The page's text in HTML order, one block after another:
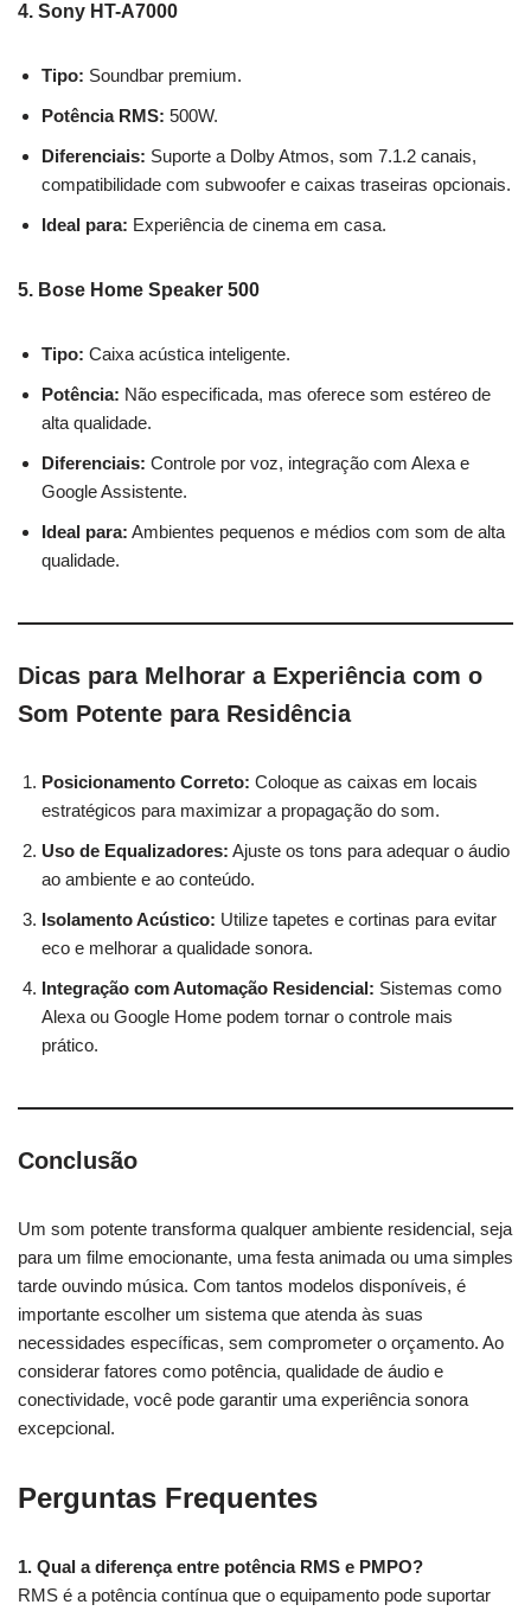
4. Sony HT-A7000
Tipo: Soundbar premium.
Potência RMS: 500W.
Diferenciais: Suporte a Dolby Atmos, som 7.1.2 canais,
compatibilidade com subwoofer e caixas traseiras opcionais.
Ideal para: Experiência de cinema em casa.
5. Bose Home Speaker 500
Tipo: Caixa acústica inteligente.
Potência: Não especificada, mas oferece som estéreo de
alta qualidade.
Diferenciais: Controle por voz, integração com Alexa e
Google Assistente.
Ideal para: Ambientes pequenos e médios com som de alta
qualidade.
Dicas para Melhorar a Experiência com o
Som Potente para Residência
Posicionamento Correto: Coloque as caixas em locais
estratégicos para maximizar a propagação do som.
Uso de Equalizadores: Ajuste os tons para adequar o áudio
ao ambiente e ao conteúdo.
Isolamento Acústico: Utilize tapetes e cortinas para evitar
eco e melhorar a qualidade sonora.
Integração com Automação Residencial: Sistemas como
Alexa ou Google Home podem tornar o controle mais
prático.
Conclusão
Um som potente transforma qualquer ambiente residencial, seja
para um filme emocionante, uma festa animada ou uma simples
tarde ouvindo música. Com tantos modelos disponíveis, é
importante escolher um sistema que atenda às suas
necessidades específicas, sem comprometer o orçamento. Ao
considerar fatores como potência, qualidade de áudio e
conectividade, você pode garantir uma experiência sonora
excepcional.
Perguntas Frequentes
1. Qual a diferença entre potência RMS e PMPO?
RMS é a potência contínua que o equipamento pode suportar